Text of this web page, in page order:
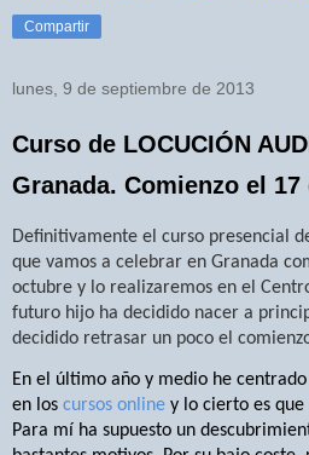
Compartir
lunes, 9 de septiembre de 2013
Curso de LOCUCIÓN
Granada. Comienzo el
Definitivamente el curso presencial
que vamos a celebrar en Granada
octubre y lo realizaremos en el
futuro hijo ha decidido nacer a
decidido retrasar un poco el
En el último año y medio he
en los cursos online y lo cierto es
Para mí ha supuesto un